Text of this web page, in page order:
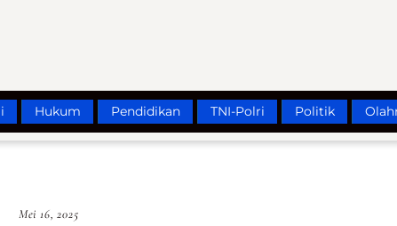
Hukum Pendidikan TNI-Polri Politik
Mei 16, 2025